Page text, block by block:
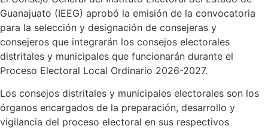
Guanajuato (IEEG) aprobó la emisión de la convocatoria
para la selección y designación de consejeras y
consejeros que integrarán los consejos electorales
distritales y municipales que funcionarán durante el
Proceso Electoral Local Ordinario 2026-2027.
Los consejos distritales y municipales electorales son los
órganos encargados de la preparación, desarrollo y
vigilancia del proceso electoral en sus respectivos